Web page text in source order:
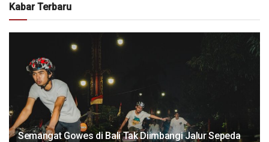
Kabar Terbaru
Semangat Gowes di Bali Tak Diimbangi Jalur Sepeda